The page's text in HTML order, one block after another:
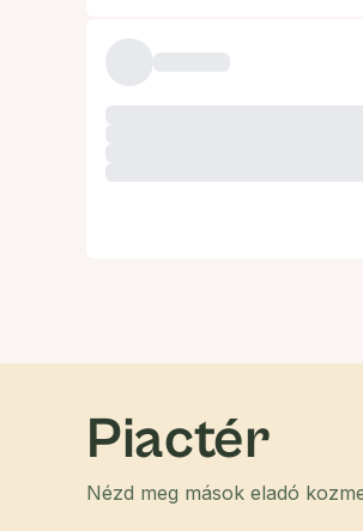
Piactér
Nézd meg mások eladó